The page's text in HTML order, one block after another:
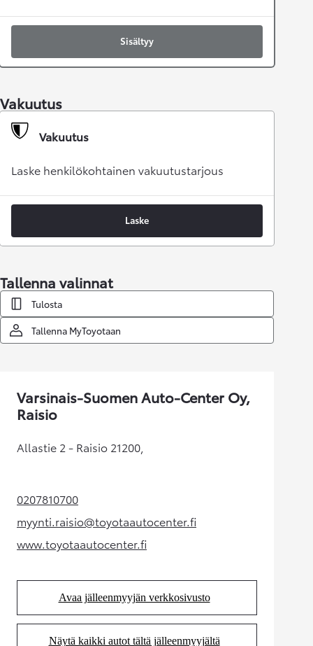
Sisältyy
Vakuutus
Vakuutus
Laske henkilökohtainen vakuutustarjous
Laske
Tallenna valinnat
Tulosta
Tallenna MyToyotaan
Varsinais-Suomen Auto-Center Oy,
Raisio
Allastie 2 - Raisio 21200,
0207810700(Aukeaa uudessa välilehdessä)
myynti.raisio@toyotaautocenter.fi
(Aukeaa uudessa välilehdessä)
www.toyotaautocenter.fi(Aukeaa uudessa välilehdessä)
Avaa jälleenmyyjän verkkosivusto
(Aukeaa uudessa välilehdessä)
Näytä kaikki autot tältä jälleenmyyjältä